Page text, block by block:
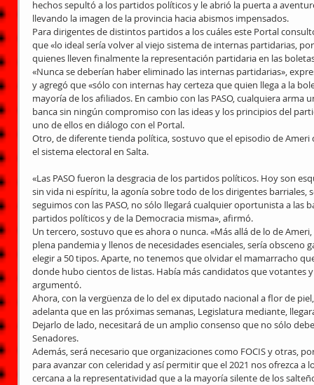
hechos sepultó a los partidos políticos y le abrió la puerta a
llevando la imagen de la provincia hacia abismos impensados.
Para dirigentes de distintos partidos a los cuáles este Portal
que «lo ideal sería volver al viejo sistema de internas partidarias,
quienes lleven finalmente la representación partidaria en las
«Nunca se deberían haber eliminado las internas partidarias»,
y agregó que «sólo con internas hay certeza que quien llega a la
mayoría de los afiliados. En cambio con las PASO, cualquiera arma
banca sin ningún compromiso con las ideas y los principios del
uno de ellos en diálogo con el Portal.
Otro, de diferente tienda política, sostuvo que el episodio de
el sistema electoral en Salta.
«Las PASO fueron la desgracia de los partidos políticos. Hoy son
sin vida ni espíritu, la agonía sobre todo de los dirigentes barriales,
seguimos con las PASO, no sólo llegará cualquier oportunista a las
partidos políticos y de la Democracia misma», afirmó.
Un tercero, sostuvo que es ahora o nunca. «Más allá de lo de
plena pandemia y llenos de necesidades esenciales, sería
elegir a 50 tipos. Aparte, no tenemos que olvidar el mamarracho
donde hubo cientos de listas. Había más candidatos que votantes
argumentó.
Ahora, con la vergüenza de lo del ex diputado nacional a flor de
adelanta que en las próximas semanas, Legislatura mediante,
Dejarlo de lado, necesitará de un amplio consenso que no sólo
Senadores.
Además, será necesario que organizaciones como FOCIS y otras,
para avanzar con celeridad y así permitir que el 2021 nos ofrezca
cercana a la representatividad que a la mayoría silente de los